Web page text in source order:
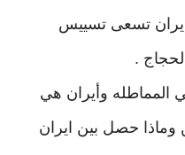
إيران تسعى تسييس
.
المماطله وأيران هي
وماذا حصل بين ايران